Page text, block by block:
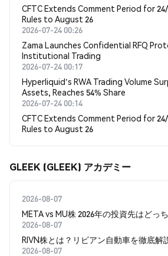
CFTC Extends Comment Period for
Rules to August 26
2026-07-24 00:26
Zama Launches Confidential RFQ
Institutional Trading
2026-07-24 00:17
Hyperliquid's RWA Trading Volume
Assets, Reaches 54% Share
2026-07-24 00:14
CFTC Extends Comment Period for
Rules to August 26
GLEEK (GLEEK) アカデミー
2026-08-07
META vs MU株 2026年の投資先はどっ
2026-08-07
RIVN株とは？リビアン自動車を徹底解
2026-08-07